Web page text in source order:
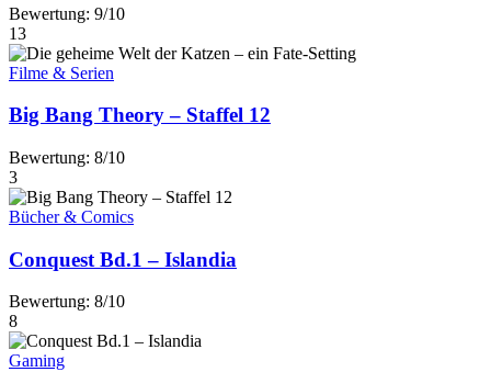
Bewertung: 9/10
13
Filme & Serien
Big Bang Theory – Staffel 12
Bewertung: 8/10
3
Bücher & Comics
Conquest Bd.1 – Islandia
Bewertung: 8/10
8
Gaming